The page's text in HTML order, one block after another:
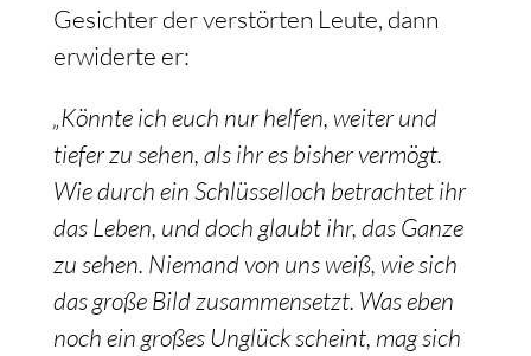
Gesichter der verstörten Leute, dann
erwiderte er:
„Könnte ich euch nur helfen, weiter und
tiefer zu sehen, als ihr es bisher vermögt.
Wie durch ein Schlüsselloch betrachtet ihr
das Leben, und doch glaubt ihr, das Ganze
zu sehen. Niemand von uns weiß, wie sich
das große Bild zusammensetzt. Was eben
noch ein großes Unglück scheint, mag sich